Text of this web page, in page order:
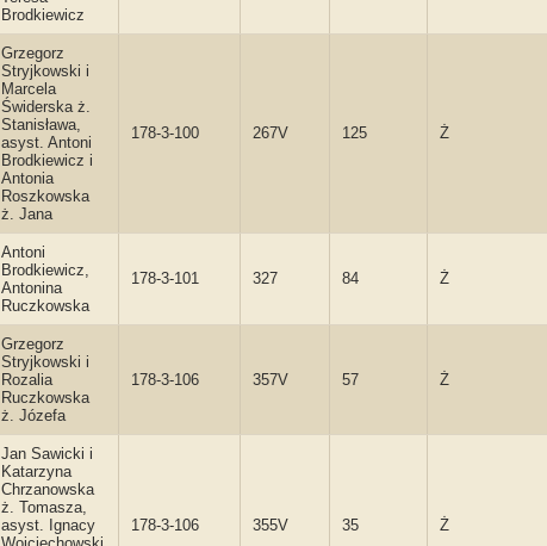
Brodkiewicz
Grzegorz
Stryjkowski i
Marcela
Świderska ż.
Stanisława,
asyst. Antoni
Brodkiewicz i
Antonia
Roszkowska
ż. Jana
178-3-100 267V 125 Ż
Antoni
Brodkiewicz,
Antonina
Ruczkowska
178-3-101 327 84 Ż
Grzegorz
Stryjkowski i
Rozalia
Ruczkowska
ż. Józefa
178-3-106 357V 57 Ż
Jan Sawicki i
Katarzyna
Chrzanowska
ż. Tomasza,
asyst. Ignacy
178-3-106 355V 35 Ż